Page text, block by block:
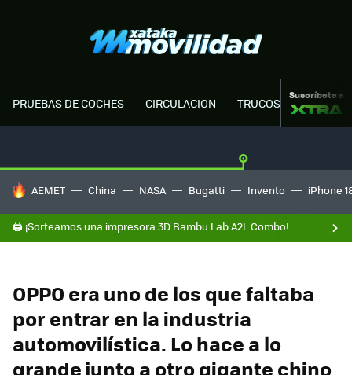
PRUEBAS DE COCHES CIRCULACION TRUCOS MOTOR
Suscríbete a
HOY SE HABLA DE
AEMET China NASA Bugatti Invento iPhone
🖨️ ¡Sorteamos una impresora 3D Bambu Lab A2L Combo!
OPPO era uno de los que faltaba
por entrar en la industria
automovilística. Lo hace a lo
grande junto a otro gigante chino